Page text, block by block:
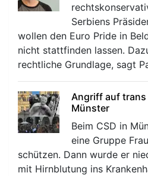
Serbiens
wollen den Euro Pride in
nicht stattfinden lassen.
rechtliche Grundlage, sagt
Angriff auf trans
Münster
Beim CSD in
eine Gruppe
schützen. Dann wurde er
mit Hirnblutung ins